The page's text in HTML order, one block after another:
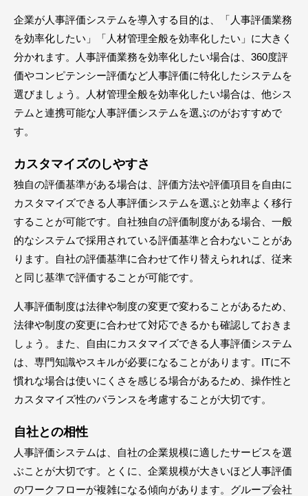
企業が人事評価システムを導入する目的は、「人事評価業務
を効率化したい」「人材管理全般を効率化したい」に大きく
分かれます。人事評価業務を効率化したい場合は、360度評
価やコンピテンシー評価など人事評価に特化したシステムを
選びましょう。人材管理全般を効率化したい場合は、他シス
テムと連携可能な人事評価システムを選ぶのがおすすめで
す。
カスタマイズのしやすさ
独自の評価基準がある場合は、評価方法や評価項目を自由に
カスタマイズできる人事評価システムを選ぶと効率よく移行
することが可能です。自社独自の評価制度がある場合、一般
的なシステムで採用されている評価基準と合わないことがあ
ります。自社の評価基準に合わせて作り替えられれば、従来
と同じ基準で評価することが可能です。
人事評価制度は法律や制度の変更で変わることがあるため、
法律や制度の変更に合わせて対応できるかも確認しておきま
しょう。また、自由にカスタマイズできる人事評価システム
は、専門知識やスキルが必要になることがあります。ITに不
慣れな場合は使いにくさを感じる場合があるため、操作性と
カスタマイズ性のバランスを考慮することが大切です。
自社との相性
人事評価システムは、自社の企業規模に適したサービスを選
ぶことが大切です。とくに、企業規模が大きいほど人事評価
のワークフローが複雑になる傾向があります。グループ会社